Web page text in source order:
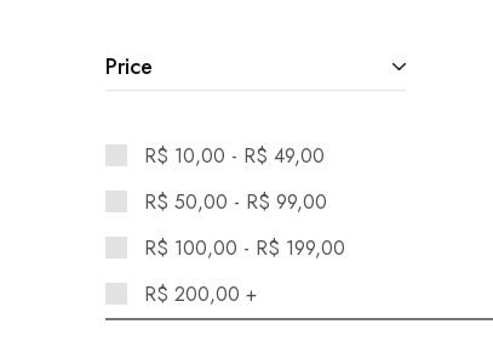
Price
R$ 10,00 - R$ 49,00
R$ 50,00 - R$ 99,00
R$ 100,00 - R$ 199,00
R$ 200,00 +